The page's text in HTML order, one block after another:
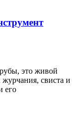
это живой
журчания, свиста и
его